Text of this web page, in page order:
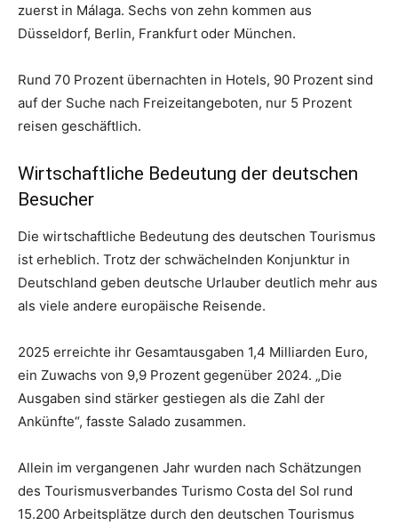
zuerst in Málaga. Sechs von zehn kommen aus
Düsseldorf, Berlin, Frankfurt oder München.
Rund 70 Prozent übernachten in Hotels, 90 Prozent sind
auf der Suche nach Freizeitangeboten, nur 5 Prozent
reisen geschäftlich.
Wirtschaftliche Bedeutung der deutschen
Besucher
Die wirtschaftliche Bedeutung des deutschen Tourismus
ist erheblich. Trotz der schwächelnden Konjunktur in
Deutschland geben deutsche Urlauber deutlich mehr aus
als viele andere europäische Reisende.
2025 erreichte ihr Gesamtausgaben 1,4 Milliarden Euro,
ein Zuwachs von 9,9 Prozent gegenüber 2024. „Die
Ausgaben sind stärker gestiegen als die Zahl der
Ankünfte“, fasste Salado zusammen.
Allein im vergangenen Jahr wurden nach Schätzungen
des Tourismusverbandes Turismo Costa del Sol rund
15.200 Arbeitsplätze durch den deutschen Tourismus